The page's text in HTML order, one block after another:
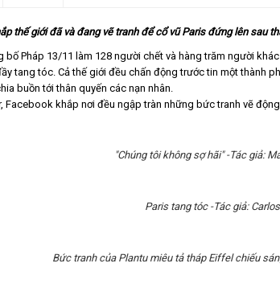
thế giới đã và đang vẽ tranh để cổ vũ Paris đứng lên sau
bố Pháp 13/11 làm 128 người chết và hàng trăm người
tang tóc. Cả thế giới đều chấn động trước tin một thành
buồn tới thân quyến các nạn nhân.
Facebook khắp nơi đều ngập tràn những bức tranh vẽ
"Chúng tôi không sợ hãi" -Tác giả:
Paris tang tóc -Tác giả:
Bức tranh của Plantu miêu tả tháp Eiffel chiếu